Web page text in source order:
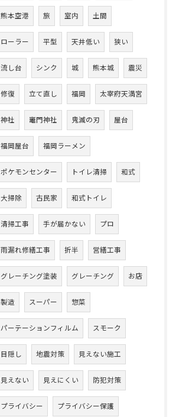
熊本空港 旅 室内 土間
ローラー 平型 天井低い 狭い
流し台 シンク 城 熊本城 震災
修復 立て直し 福岡 太宰府天満宮
神社 竈門神社 鬼滅の刃 屋台
福岡屋台 福岡ラーメン
ポケモンセンター トイレ清掃 和式
大掃除 古民家 和式トイレ
清掃工事 手が届かない プロ
雨漏れ修繕工事 折半 営繕工事
グレーチング塗装 グレーチング お店
製造 スーパー 惣菜
パーテーションフィルム スモーク
目隠し 地震対策 見えない施工
見えない 見えにくい 防犯対策
プライバシー プライバシー保護